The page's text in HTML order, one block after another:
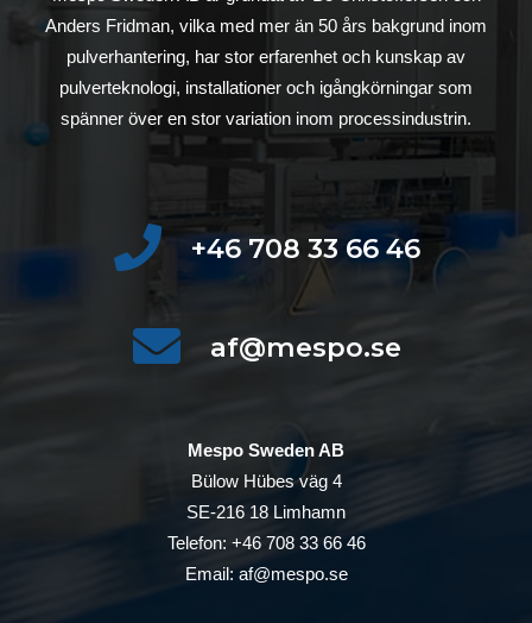
Anders Fridman, vilka med mer än 50 års bakgrund inom
pulverhantering, har stor erfarenhet och kunskap av
pulverteknologi, installationer och igångkörningar som
spänner över en stor variation inom processindustrin.
+46 708 33 66 46
af@mespo.se
Mespo Sweden AB
Bülow Hübes väg 4
SE-216 18 Limhamn
Telefon: +46 708 33 66 46
Email: af@mespo.se